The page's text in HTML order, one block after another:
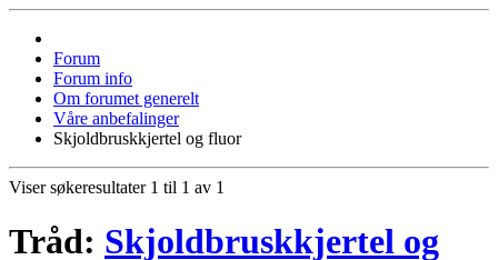
Forum
Forum info
Om forumet generelt
Våre anbefalinger
Skjoldbruskkjertel og fluor
Viser søkeresultater 1 til 1 av 1
Tråd: Skjoldbruskkjertel og